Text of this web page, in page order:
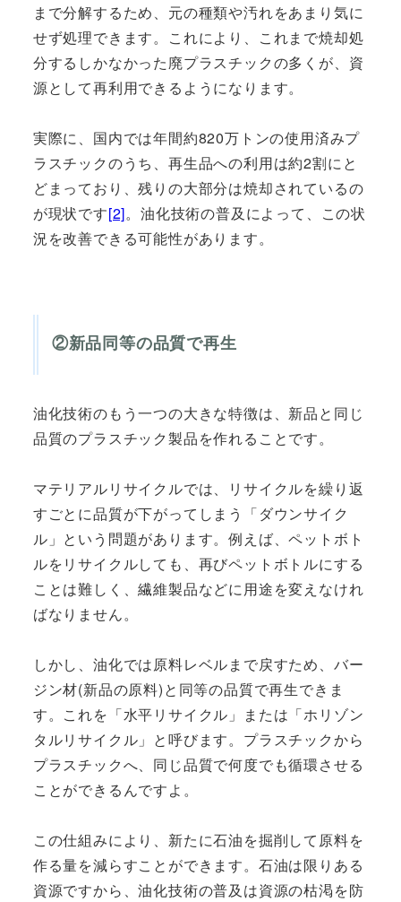
まで分解するため、元の種類や汚れをあまり気に
せず処理できます。これにより、これまで焼却処
分するしかなかった廃プラスチックの多くが、資
源として再利用できるようになります。
実際に、国内では年間約820万トンの使用済みプ
ラスチックのうち、再生品への利用は約2割にと
どまっており、残りの大部分は焼却されているの
が現状です[2]。油化技術の普及によって、この状
況を改善できる可能性があります。
②新品同等の品質で再生
油化技術のもう一つの大きな特徴は、新品と同じ
品質のプラスチック製品を作れることです。
マテリアルリサイクルでは、リサイクルを繰り返
すごとに品質が下がってしまう「ダウンサイク
ル」という問題があります。例えば、ペットボト
ルをリサイクルしても、再びペットボトルにする
ことは難しく、繊維製品などに用途を変えなけれ
ばなりません。
しかし、油化では原料レベルまで戻すため、バー
ジン材(新品の原料)と同等の品質で再生できま
す。これを「水平リサイクル」または「ホリゾン
タルリサイクル」と呼びます。プラスチックから
プラスチックへ、同じ品質で何度でも循環させる
ことができるんですよ。
この仕組みにより、新たに石油を掘削して原料を
作る量を減らすことができます。石油は限りある
資源ですから、油化技術の普及は資源の枯渇を防